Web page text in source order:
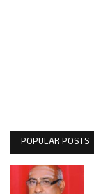
POPULAR POSTS